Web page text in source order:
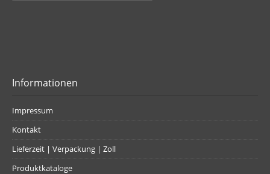
Informationen
Impressum
Kontakt
Lieferzeit | Verpackung | Zoll
Produktkataloge